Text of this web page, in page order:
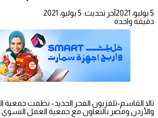
5 يوليو، 2021
آخر تحديث: 5 يوليو، 2021
دقيقة واحدة
تالا القاسم-تلفزيون الفجر الجديد- نظمت جمعية
والأردن ومصر بالتعاون مع جمعية العمل